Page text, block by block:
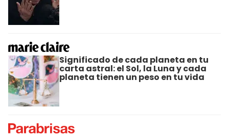
Significado de cada planeta en tu
carta astral: el Sol, la Luna y cada
planeta tienen un peso en tu vida